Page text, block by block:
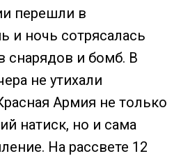
перешли в
и ночь сотрясалась
снарядов и бомб. В
не утихали
Армия не только
натиск, но и сама
На рассвете 12